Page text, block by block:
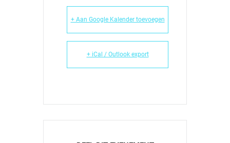
+ Aan Google Kalender toevoegen
+ iCal / Outlook export